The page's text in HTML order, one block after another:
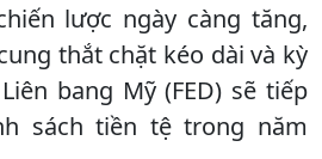
lược ngày càng tăng,
thắt chặt kéo dài và kỳ
bang Mỹ (FED) sẽ tiếp
sách tiền tệ trong năm